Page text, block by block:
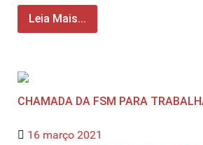
Leia Mais...
CHAMADA DA FSM PARA
16 março 2021